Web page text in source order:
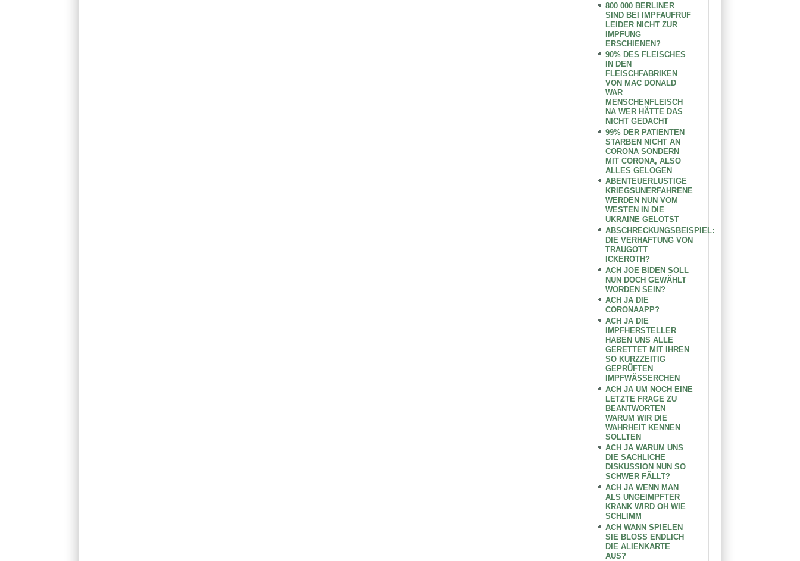
800 000 BERLINER
SIND BEI IMPFAUFRUF
LEIDER NICHT ZUR
IMPFUNG
ERSCHIENEN?
90% DES FLEISCHES
IN DEN
FLEISCHFABRIKEN
VON MAC DONALD
WAR
MENSCHENFLEISCH
NA WER HÄTTE DAS
NICHT GEDACHT
99% DER PATIENTEN
STARBEN NICHT AN
CORONA SONDERN
MIT CORONA, ALSO
ALLES GELOGEN
ABENTEUERLUSTIGE
KRIEGSUNERFAHRENE
WERDEN NUN VOM
WESTEN IN DIE
UKRAINE GELOTST
ABSCHRECKUNGSBEISPIEL:
DIE VERHAFTUNG VON
TRAUGOTT
ICKEROTH?
ACH JOE BIDEN SOLL
NUN DOCH GEWÄHLT
WORDEN SEIN?
ACH JA DIE
CORONAAPP?
ACH JA DIE
IMPFHERSTELLER
HABEN UNS ALLE
GERETTET MIT IHREN
SO KURZZEITIG
GEPRÜFTEN
IMPFWÄSSERCHEN
ACH JA UM NOCH EINE
LETZTE FRAGE ZU
BEANTWORTEN
WARUM WIR DIE
WAHRHEIT KENNEN
SOLLTEN
ACH JA WARUM UNS
DIE SACHLICHE
DISKUSSION NUN SO
SCHWER FÄLLT?
ACH JA WENN MAN
ALS UNGEIMPFTER
KRANK WIRD OH WIE
SCHLIMM
ACH WANN SPIELEN
SIE BLOSS ENDLICH
DIE ALIENKARTE
AUS?